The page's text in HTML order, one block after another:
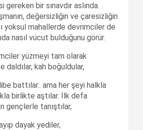
bir sınavdır aslında.
değersizliğin ve çaresizliğin
yoksul mahallerde devrimciler de
nasıl vücut bulduğunu görür.
yüzmeyi tam olarak
daldılar, kah boğuldular,
battılar.. ama her şeyi halkla
birlikte aştılar. İlk defa
gençlerle tanıştılar,
dayak yediler,